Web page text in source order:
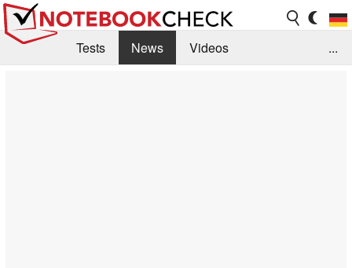
Tests News
Videos
...